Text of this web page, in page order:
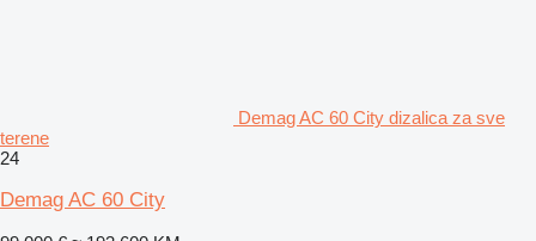
Demag AC 60 City dizalica za sve
terene
24
Demag AC 60 City